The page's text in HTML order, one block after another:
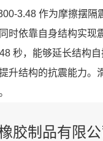
3.48 作为摩擦摆
时依靠自身结构实现
秒，能够延长结构
升结构的抗震能力。
胶制品有限